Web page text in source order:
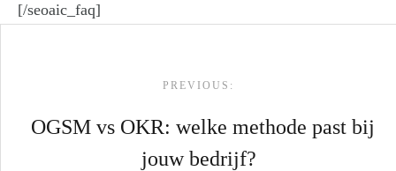
[/seoaic_faq]
PREVIOUS:
OGSM vs OKR: welke methode past bij
jouw bedrijf?